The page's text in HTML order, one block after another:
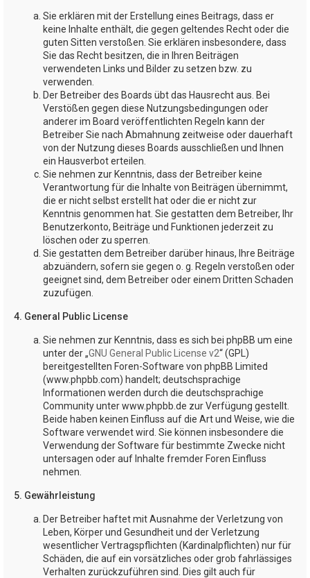
Sie erklären mit der Erstellung eines Beitrags, dass er
keine Inhalte enthält, die gegen geltendes Recht oder die
guten Sitten verstoßen. Sie erklären insbesondere, dass
Sie das Recht besitzen, die in Ihren Beiträgen
verwendeten Links und Bilder zu setzen bzw. zu
verwenden.
Der Betreiber des Boards übt das Hausrecht aus. Bei
Verstößen gegen diese Nutzungsbedingungen oder
anderer im Board veröffentlichten Regeln kann der
Betreiber Sie nach Abmahnung zeitweise oder dauerhaft
von der Nutzung dieses Boards ausschließen und Ihnen
ein Hausverbot erteilen.
Sie nehmen zur Kenntnis, dass der Betreiber keine
Verantwortung für die Inhalte von Beiträgen übernimmt,
die er nicht selbst erstellt hat oder die er nicht zur
Kenntnis genommen hat. Sie gestatten dem Betreiber, Ihr
Benutzerkonto, Beiträge und Funktionen jederzeit zu
löschen oder zu sperren.
Sie gestatten dem Betreiber darüber hinaus, Ihre Beiträge
abzuändern, sofern sie gegen o. g. Regeln verstoßen oder
geeignet sind, dem Betreiber oder einem Dritten Schaden
zuzufügen.
4. General Public License
Sie nehmen zur Kenntnis, dass es sich bei phpBB um eine
unter der „GNU General Public License v2“ (GPL)
bereitgestellten Foren-Software von phpBB Limited
(www.phpbb.com) handelt; deutschsprachige
Informationen werden durch die deutschsprachige
Community unter www.phpbb.de zur Verfügung gestellt.
Beide haben keinen Einfluss auf die Art und Weise, wie die
Software verwendet wird. Sie können insbesondere die
Verwendung der Software für bestimmte Zwecke nicht
untersagen oder auf Inhalte fremder Foren Einfluss
nehmen.
5. Gewährleistung
Der Betreiber haftet mit Ausnahme der Verletzung von
Leben, Körper und Gesundheit und der Verletzung
wesentlicher Vertragspflichten (Kardinalpflichten) nur für
Schäden, die auf ein vorsätzliches oder grob fahrlässiges
Verhalten zurückzuführen sind. Dies gilt auch für